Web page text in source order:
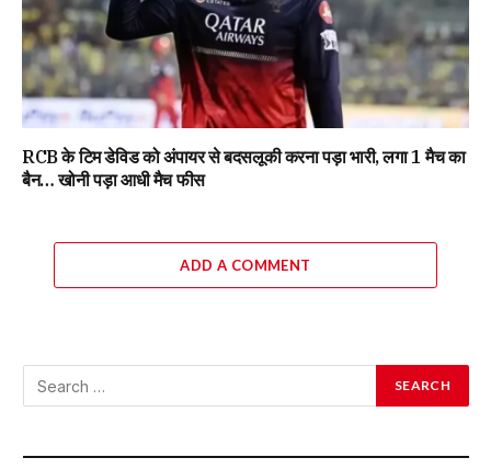
RCB के टिम डेविड को अंपायर से बदसलूकी करना पड़ा भारी, लगा 1 मैच का
बैन… खोनी पड़ा आधी मैच फीस
ADD A COMMENT